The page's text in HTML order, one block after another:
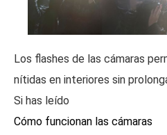
Los flashes de las cámaras
nítidas en interiores sin
Si has leído
Cómo funcionan las cámaras